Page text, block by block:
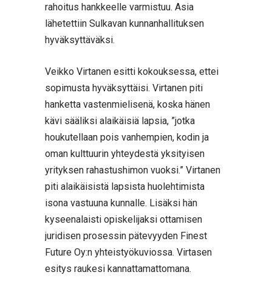
rahoitus hankkeelle varmistuu. Asia
lähetettiin Sulkavan kunnanhallituksen
hyväksyttäväksi.
Veikko Virtanen esitti kokouksessa, ettei
sopimusta hyväksyttäisi. Virtanen piti
hanketta vastenmielisenä, koska hänen
kävi sääliksi alaikäisiä lapsia, ”jotka
houkutellaan pois vanhempien, kodin ja
oman kulttuurin yhteydestä yksityisen
yrityksen rahastushimon vuoksi.” Virtanen
piti alaikäisistä lapsista huolehtimista
isona vastuuna kunnalle. Lisäksi hän
kyseenalaisti opiskelijaksi ottamisen
juridisen prosessin pätevyyden Finest
Future Oy:n yhteistyökuviossa. Virtasen
esitys raukesi kannattamattomana.